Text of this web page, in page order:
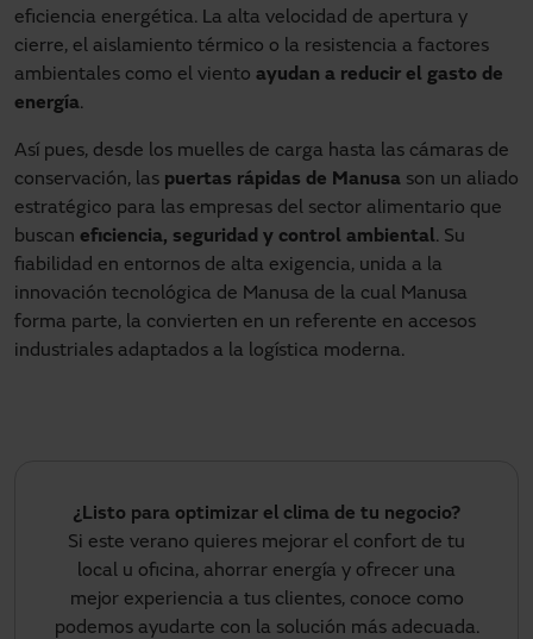
eficiencia energética. La alta velocidad de apertura y
cierre, el aislamiento térmico o la resistencia a factores
ambientales como el viento ayudan a reducir el gasto de
energía.
Así pues, desde los muelles de carga hasta las cámaras de
conservación, las puertas rápidas de Manusa son un aliado
estratégico para las empresas del sector alimentario que
buscan eficiencia, seguridad y control ambiental. Su
fiabilidad en entornos de alta exigencia, unida a la
innovación tecnológica de Manusa de la cual Manusa
forma parte, la convierten en un referente en accesos
industriales adaptados a la logística moderna.
¿Listo para optimizar el clima de tu negocio?
Si este verano quieres mejorar el confort de tu
local u oficina, ahorrar energía y ofrecer una
mejor experiencia a tus clientes, conoce como
podemos ayudarte con la solución más adecuada.